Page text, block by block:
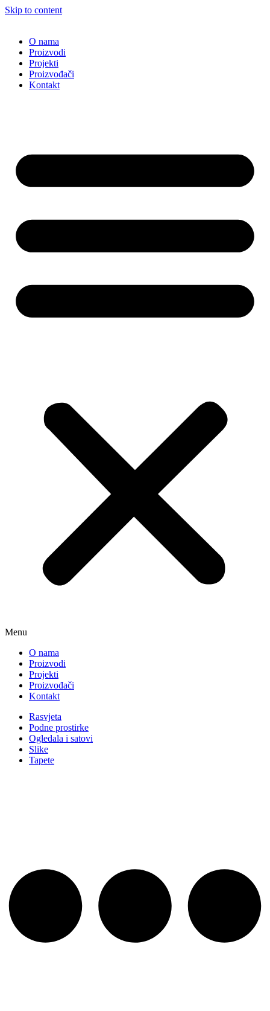
Skip to content
O nama
Proizvodi
Projekti
Proizvođači
Kontakt
Menu
O nama
Proizvodi
Projekti
Proizvođači
Kontakt
Rasvjeta
Podne prostirke
Ogledala i satovi
Slike
Tapete